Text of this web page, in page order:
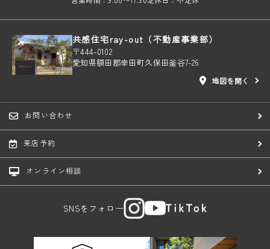
共感住宅ray-out（不動産事業部）
〒444-0102
愛知県額田郡幸田町久保田釜谷7-26
地図を開く
お問い合わせ
来店予約
オンライン相談
SNSをフォロー